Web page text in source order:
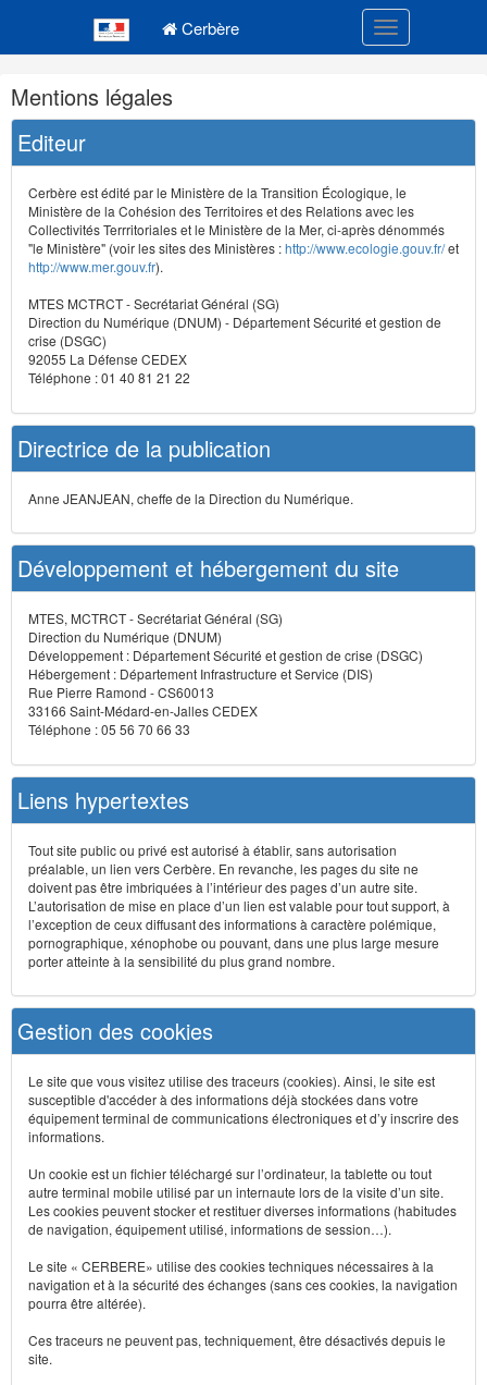
Cerbère Toggle
Navigation
et
outils
annexes
Mentions légales
Editeur
Cerbère est édité par le Ministère de la Transition Écologique, le
Ministère de la Cohésion des Territoires et des Relations avec les
Collectivités Terrritoriales et le Ministère de la Mer, ci-après dénommés
"le Ministère" (voir les sites des Ministères :http://www.ecologie.gouv.fr/et
http://www.mer.gouv.fr).
MTES MCTRCT - Secrétariat Général (SG)
Direction du Numérique (DNUM) - Département Sécurité et gestion de
crise (DSGC)
92055 La Défense CEDEX
Téléphone : 01 40 81 21 22
Directrice de la publication
Anne JEANJEAN, cheffe de la Direction du Numérique.
Développement et hébergement du site
MTES, MCTRCT - Secrétariat Général (SG)
Direction du Numérique (DNUM)
Développement : Département Sécurité et gestion de crise (DSGC)
Hébergement : Département Infrastructure et Service (DIS)
Rue Pierre Ramond - CS60013
33166 Saint-Médard-en-Jalles CEDEX
Téléphone : 05 56 70 66 33
Liens hypertextes
Tout site public ou privé est autorisé à établir, sans autorisation
préalable, un lien vers Cerbère. En revanche, les pages du site ne
doivent pas être imbriquées à l’intérieur des pages d’un autre site.
L’autorisation de mise en place d’un lien est valable pour tout support, à
l’exception de ceux diffusant des informations à caractère polémique,
pornographique, xénophobe ou pouvant, dans une plus large mesure
porter atteinte à la sensibilité du plus grand nombre.
Gestion des cookies
Le site que vous visitez utilise des traceurs (cookies). Ainsi, le site est
susceptible d'accéder à des informations déjà stockées dans votre
équipement terminal de communications électroniques et d’y inscrire des
informations.
Un cookie est un fichier téléchargé sur l’ordinateur, la tablette ou tout
autre terminal mobile utilisé par un internaute lors de la visite d’un site.
Les cookies peuvent stocker et restituer diverses informations (habitudes
de navigation, équipement utilisé, informations de session…).
Le site « CERBERE» utilise des cookies techniques nécessaires à la
navigation et à la sécurité des échanges (sans ces cookies, la navigation
pourra être altérée).
Ces traceurs ne peuvent pas, techniquement, être désactivés depuis le
site.